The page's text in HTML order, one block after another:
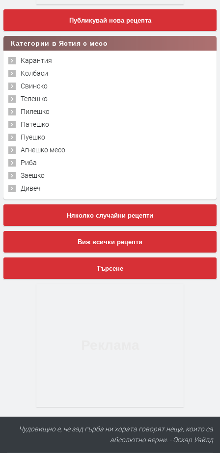
Публикувай нова рецепта
Категории в Ястия с месо
Карантия
Колбаси
Свинско
Телешко
Пилешко
Патешко
Пуешко
Агнешко месо
Риба
Заешко
Дивеч
Няколко случайни рецепти
Виж всички рецепти
Търсене
Чудовищно е, че зад гърба ни хората говорят неща, които са
абсолютно верни. - Оскар Уайлд